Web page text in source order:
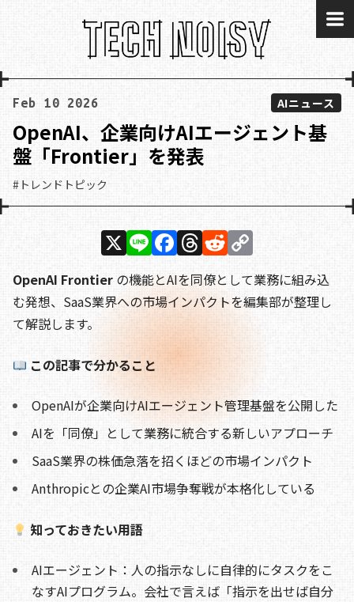
Feb 10 2026 AIニュース
OpenAI、企業向けAIエージェント基
盤「Frontier」を発表
#トレンドトピック
X Li
n
e
F
a
c
e
b
o
o
k
T
h
re
a
R
e
d
di
o
p
y
k
OpenAI Frontier の機能とAIを同僚として業務に組み込
む発想、SaaS業界への市場インパクトを編集部が整理し
て解説します。
この記事で分かること
OpenAIが企業向けAIエージェント管理基盤を公開した
AIを「同僚」として業務に統合する新しいアプローチ
SaaS業界の株価急落を招くほどの市場インパクト
Anthropicとの企業AI市場争奪戦が本格化している
知っておきたい用語
AIエージェント：人の指示なしに自律的にタスクをこ
なすAIプログラム。会社で言えば「指示を出せば自分